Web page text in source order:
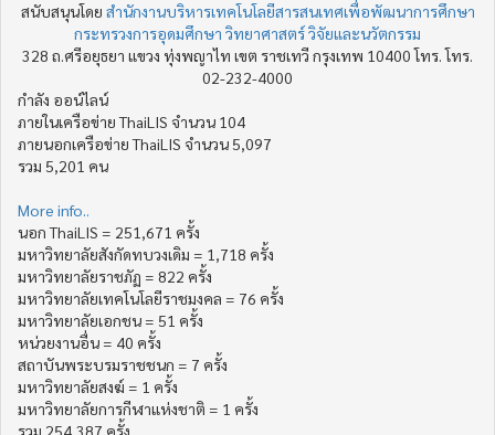
สนับสนุนโดย สำนักงานบริหารเทคโนโลยีสารสนเทศเพื่อพัฒนาการศึกษา
กระทรวงการอุดมศึกษา วิทยาศาสตร์ วิจัยและนวัตกรรม
328 ถ.ศรีอยุธยา แขวง ทุ่งพญาไท เขต ราชเทวี กรุงเทพ 10400 โทร. โทร.
02-232-4000
กำลัง ออน์ไลน์
ภายในเครือข่าย ThaiLIS จำนวน 104
ภายนอกเครือข่าย ThaiLIS จำนวน 5,097
รวม 5,201 คน
More info..
นอก ThaiLIS = 251,671 ครั้ง
มหาวิทยาลัยสังกัดทบวงเดิม = 1,718 ครั้ง
มหาวิทยาลัยราชภัฏ = 822 ครั้ง
มหาวิทยาลัยเทคโนโลยีราชมงคล = 76 ครั้ง
มหาวิทยาลัยเอกชน = 51 ครั้ง
หน่วยงานอื่น = 40 ครั้ง
สถาบันพระบรมราชชนก = 7 ครั้ง
มหาวิทยาลัยสงฆ์ = 1 ครั้ง
มหาวิทยาลัยการกีฬาแห่งชาติ = 1 ครั้ง
รวม 254,387 ครั้ง